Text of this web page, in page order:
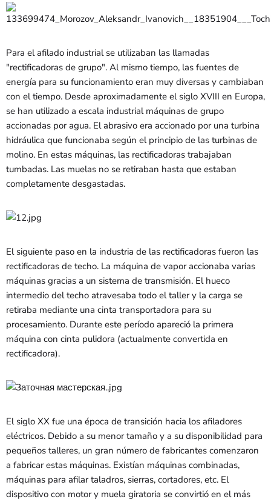
Para el afilado industrial se utilizaban las llamadas
"rectificadoras de grupo". Al mismo tiempo, las fuentes de
energía para su funcionamiento eran muy diversas y cambiaban
con el tiempo. Desde aproximadamente el siglo XVIII en Europa,
se han utilizado a escala industrial máquinas de grupo
accionadas por agua. El abrasivo era accionado por una turbina
hidráulica que funcionaba según el principio de las turbinas de
molino. En estas máquinas, las rectificadoras trabajaban
tumbadas. Las muelas no se retiraban hasta que estaban
completamente desgastadas.
El siguiente paso en la industria de las rectificadoras fueron las
rectificadoras de techo. La máquina de vapor accionaba varias
máquinas gracias a un sistema de transmisión. El hueco
intermedio del techo atravesaba todo el taller y la carga se
retiraba mediante una cinta transportadora para su
procesamiento. Durante este período apareció la primera
máquina con cinta pulidora (actualmente convertida en
rectificadora).
El siglo XX fue una época de transición hacia los afiladores
eléctricos. Debido a su menor tamaño y a su disponibilidad para
pequeños talleres, un gran número de fabricantes comenzaron
a fabricar estas máquinas. Existían máquinas combinadas,
máquinas para afilar taladros, sierras, cortadores, etc. El
dispositivo con motor y muela giratoria se convirtió en el más